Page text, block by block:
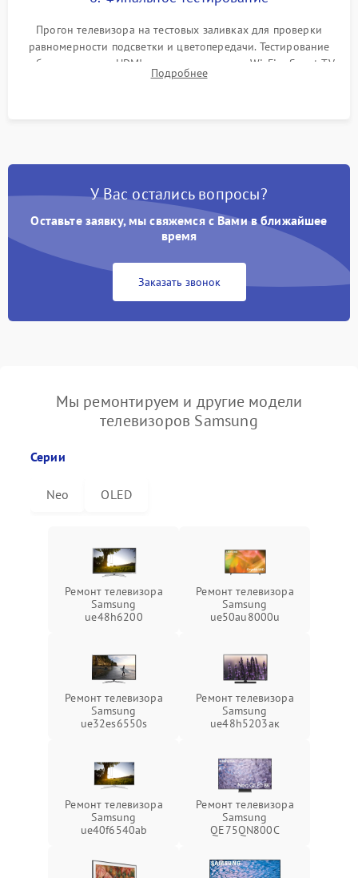
Прогон телевизора на тестовых заливках для проверки
равномерности подсветки и цветопередачи. Тестирование
работы разъемов HDMI, динамиков, модуля Wi-Fi и Smart TV
в рабочем режиме в течение нескольких часов.
Подробнее
У Вас остались вопросы?
Оставьте заявку, мы свяжемся с Вами в ближайшее
время
Заказать звонок
Мы ремонтируем и другие модели
телевизоров Samsung
Серии
Neo OLED
Ремонт телевизора
Samsung
ue48h6200
Ремонт телевизора
Samsung
ue50au8000u
Ремонт телевизора
Samsung
ue32es6550s
Ремонт телевизора
Samsung
ue48h5203aк
Ремонт телевизора
Samsung
ue40f6540ab
Ремонт телевизора
Samsung
QE75QN800C